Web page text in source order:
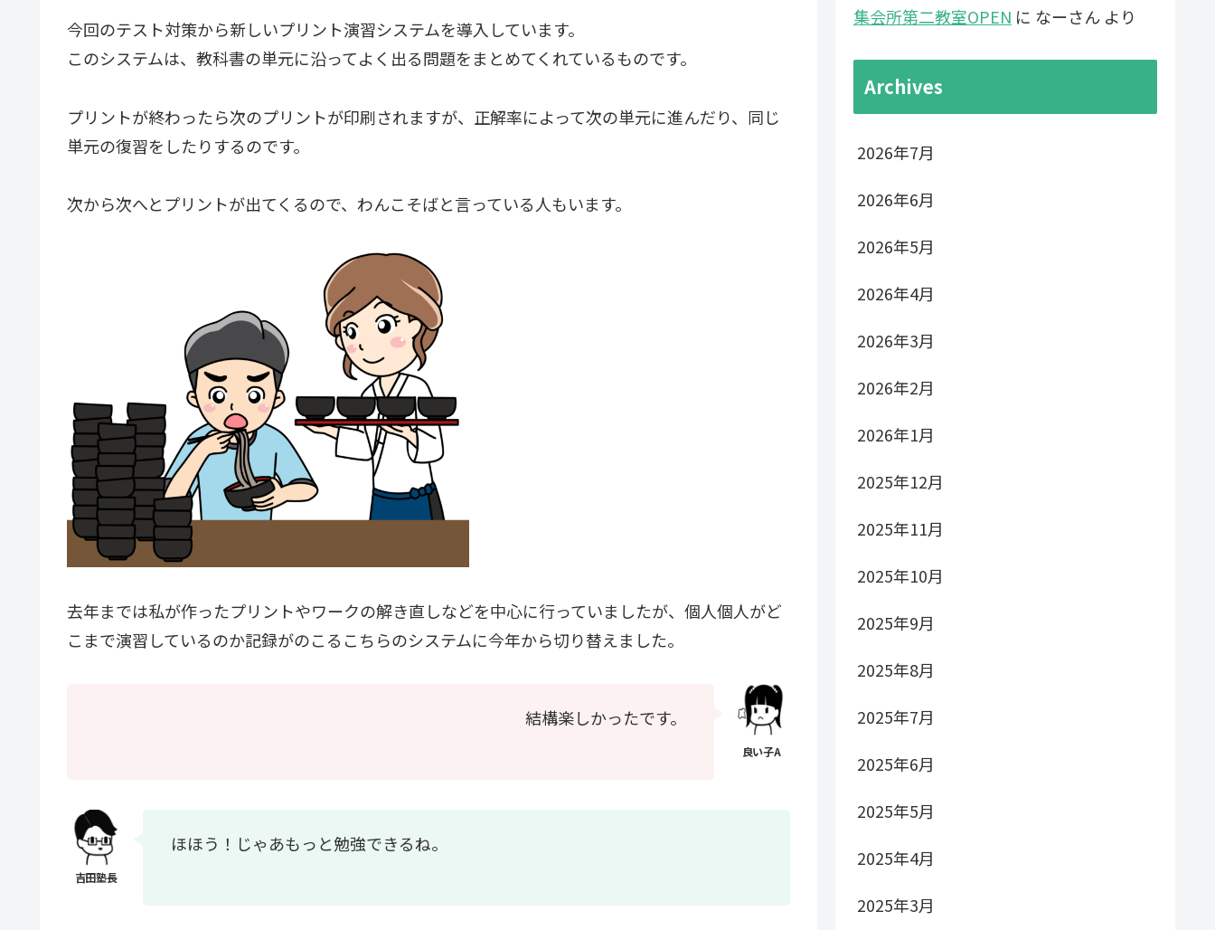
今回のテスト対策から新しいプリント演習システムを導入しています。
このシステムは、教科書の単元に沿ってよく出る問題をまとめてくれているものです。
プリントが終わったら次のプリントが印刷されますが、正解率によって次の単元に進んだり、同じ
単元の復習をしたりするのです。
次から次へとプリントが出てくるので、わんこそばと言っている人もいます。
去年までは私が作ったプリントやワークの解き直しなどを中心に行っていましたが、個人個人がど
こまで演習しているのか記録がのこるこちらのシステムに今年から切り替えました。
結構楽しかったです。
ほほう！じゃあもっと勉強できるね。
集会所第二教室OPEN に なーさん より
Archives
2026年7月
2026年6月
2026年5月
2026年4月
2026年3月
2026年2月
2026年1月
2025年12月
2025年11月
2025年10月
2025年9月
2025年8月
2025年7月
2025年6月
2025年5月
2025年4月
2025年3月